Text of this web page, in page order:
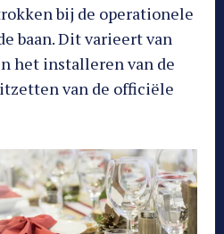
bij de operationele
baan. Dit varieert van
het installeren van de
van de officiële